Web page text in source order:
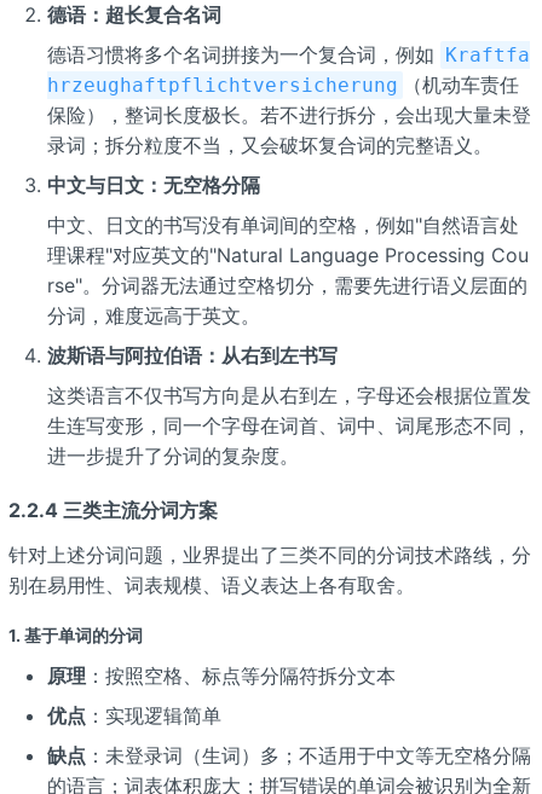
德语：超长复合名词
德语习惯将多个名词拼接为一个复合词，例如 Kraftfa
hrzeughaftpflichtversicherung
（机动车责任
保险），整词长度极长。若不进行拆分，会出现大量未登
录词；拆分粒度不当，又会破坏复合词的完整语义。
中文与日文：无空格分隔
中文、日文的书写没有单词间的空格，例如"自然语言处
理课程"对应英文的"Natural Language Processing Cou
rse"。分词器无法通过空格切分，需要先进行语义层面的
分词，难度远高于英文。
波斯语与阿拉伯语：从右到左书写
这类语言不仅书写方向是从右到左，字母还会根据位置发
生连写变形，同一个字母在词首、词中、词尾形态不同，
进一步提升了分词的复杂度。
2.2.4 三类主流分词方案
针对上述分词问题，业界提出了三类不同的分词技术路线，分
别在易用性、词表规模、语义表达上各有取舍。
1. 基于单词的分词
原理 ：按照空格、标点等分隔符拆分文本
优点 ：实现逻辑简单
缺点 ：未登录词（生词）多；不适用于中文等无空格分隔
的语言；词表体积庞大；拼写错误的单词会被识别为全新